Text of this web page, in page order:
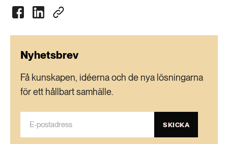
Nyhetsbrev
Få kunskapen, idéerna och de nya lösningarna
för ett hållbart samhälle.
SKICKA